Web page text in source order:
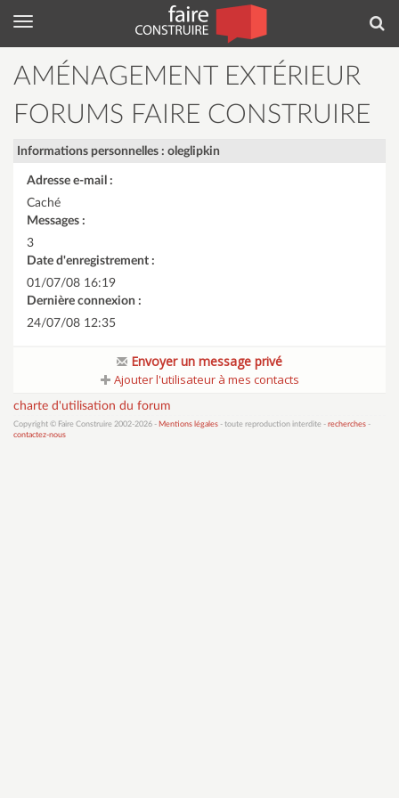
Menu
AMÉNAGEMENT EXTÉRIEUR
FORUMS FAIRE CONSTRUIRE
Informations personnelles : oleglipkin
Adresse e-mail :
Caché
Messages :
3
Date d'enregistrement :
01/07/08 16:19
Dernière connexion :
24/07/08 12:35
Envoyer un message privé
Ajouter l'utilisateur à mes contacts
charte d'utilisation du forum
Copyright © Faire Construire 2002-2026 - Mentions légales - toute reproduction interdite - recherches -
contactez-nous